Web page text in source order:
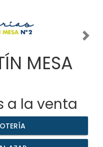
MESA
a la venta